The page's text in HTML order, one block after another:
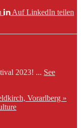
Auf LinkedIn teilen
2023! ... See
Vorarlberg »